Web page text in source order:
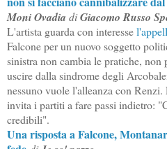
Moni Ovadia diGiacomo Russo
L'artista guarda con interesse
Falcone per un nuovo soggetto
sinistra non cambia le pratiche, non
uscire dalla sindrome degli
nessuno vuole l'alleanza con
invita i partiti a fare passi indietro:
credibili".
Una risposta a Falcone,